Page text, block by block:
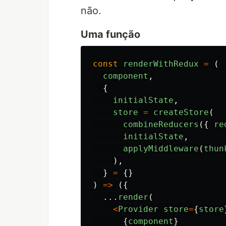
não.
Uma função
const renderWithRedux =
(
component ,
{
initialState ,
store = createStore (
combineReducers ({
initialState ,
applyMiddleware (
),
}
=
{}
)
=>
({
... render (
<Provider store={store
{component}